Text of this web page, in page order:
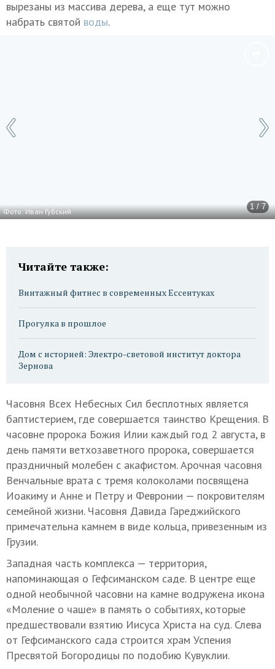
вырезаны из массива дерева, а еще тут можно
набрать святой воды.
1 / 7
Фото: Иван Губский
Читайте также:
Винтажный фитнес в современных Ессентуках
Прогулка в прошлое
Дом с историей: Электро-световой институт доктора
Зернова
Часовня Всех Небесных Сил бесплотных является
баптистерием, где совершается таинство Крещения. В
часовне пророка Божия Илии каждый год 2 августа, в
день памяти ветхозаветного пророка, совершается
праздничный молебен с акафистом. Арочная часовня
Венчальные врата с тремя колоколами посвящена
Иоакиму и Анне и Петру и Февронии — покровителям
семейной жизни. Часовня Давида Гареджийского
примечательна камнем в виде кольца, привезенным из
Грузии.
Западная часть комплекса — территория,
напоминающая о Гефсиманском саде. В центре еще
одной необычной часовни на камне водружена икона
«Моление о чаше» в память о событиях, которые
предшествовали взятию Иисуса Христа на суд. Слева
от Гефсиманского сада строится храм Успения
Пресвятой Богородицы по подобию Кувуклии.